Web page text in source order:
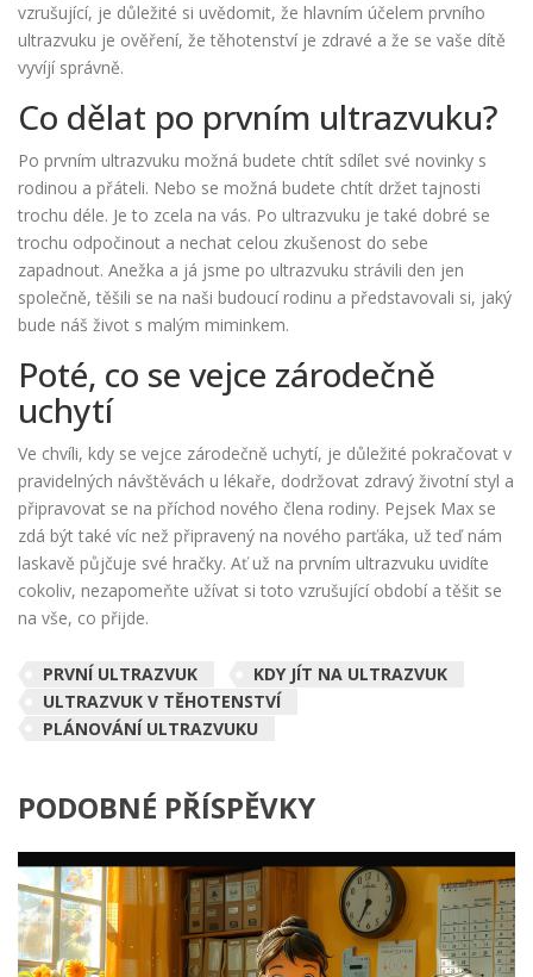
vzrušující, je důležité si uvědomit, že hlavním účelem prvního
ultrazvuku je ověření, že těhotenství je zdravé a že se vaše dítě
vyvíjí správně.
Co dělat po prvním ultrazvuku?
Po prvním ultrazvuku možná budete chtít sdílet své novinky s
rodinou a přáteli. Nebo se možná budete chtít držet tajnosti
trochu déle. Je to zcela na vás. Po ultrazvuku je také dobré se
trochu odpočinout a nechat celou zkušenost do sebe
zapadnout. Anežka a já jsme po ultrazvuku strávili den jen
společně, těšili se na naši budoucí rodinu a představovali si, jaký
bude náš život s malým miminkem.
Poté, co se vejce zárodečně
uchytí
Ve chvíli, kdy se vejce zárodečně uchytí, je důležité pokračovat v
pravidelných návštěvách u lékaře, dodržovat zdravý životní styl a
připravovat se na příchod nového člena rodiny. Pejsek Max se
zdá být také víc než připravený na nového parťáka, už teď nám
laskavě půjčuje své hračky. Ať už na prvním ultrazvuku uvidíte
cokoliv, nezapomeňte užívat si toto vzrušující období a těšit se
na vše, co přijde.
PRVNÍ ULTRAZVUK
KDY JÍT NA ULTRAZVUK
ULTRAZVUK V TĚHOTENSTVÍ
PLÁNOVÁNÍ ULTRAZVUKU
PODOBNÉ PŘÍSPĚVKY